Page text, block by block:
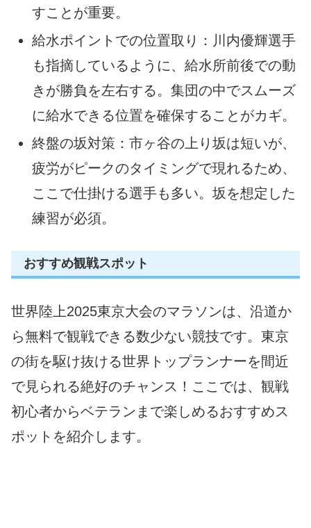
すことが重要。
給水ポイントでの位置取り：川内優輝選手
も指摘しているように、給水所前後での動
きが勝負を左右する。集団の中でスムーズ
に給水できる位置を確保することがカギ。
終盤の坂対策：市ヶ谷の上り坂は短いが、
疲労がピークのタイミングで現れるため、
ここで仕掛ける選手も多い。坂を想定した
練習が必須。
おすすめ観戦スポット
世界陸上2025東京大会のマラソンは、沿道か
ら無料で観戦できる数少ない競技です。東京
の街を駆け抜ける世界トップランナーを間近
で見られる絶好のチャンス！ここでは、観戦
初心者からベテランまで楽しめるおすすめス
ポットを紹介します。